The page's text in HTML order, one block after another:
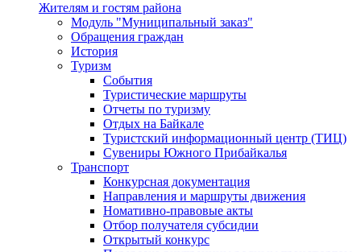
Жителям и гостям района
Модуль "Муниципальный заказ"
Обращения граждан
История
Туризм
События
Туристические маршруты
Отчеты по туризму
Отдых на Байкале
Туристский информационный центр (ТИЦ)
Сувениры Южного Прибайкалья
Транспорт
Конкурсная документация
Направления и маршруты движения
Номативно-правовые акты
Отбор получателя субсидии
Открытый конкурс